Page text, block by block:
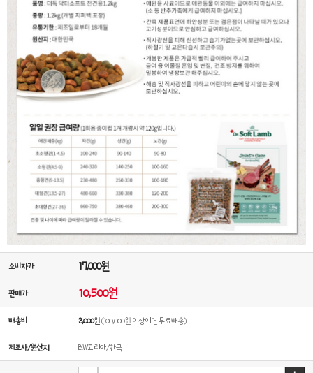
소비자가 17,000원
판매가 10,500원
배송비 3,000원(100,000원 이상이면 무료배송)
제조사/원산지 B.W코리아/한국